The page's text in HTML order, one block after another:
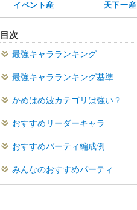
イベント産 天下一産
目次
最強キャラランキング
最強キャラランキング基準
かめはめ波カテゴリは強い？
おすすめリーダーキャラ
おすすめパーティ編成例
みんなのおすすめパーティ